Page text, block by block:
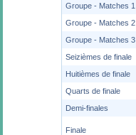
Groupe - Matches 1
Groupe - Matches 2
Groupe - Matches 3
Seizièmes de finale
Huitièmes de finale
Quarts de finale
Demi-finales
Finale